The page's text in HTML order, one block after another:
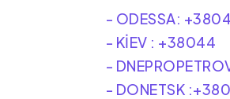
- ODESSA:
- KİEV : +38044
-
- DONETSK